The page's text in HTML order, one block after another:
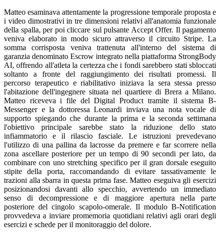
Matteo esaminava attentamente la progressione temporale proposta e
i video dimostrativi in tre dimensioni relativi all'anatomia funzionale
della spalla, per poi cliccare sul pulsante Accept Offer. Il pagamento
veniva elaborato in modo sicuro attraverso il circuito Stripe. La
somma corrisposta veniva trattenuta all'interno del sistema di
garanzia denominato Escrow integrato nella piattaforma StrongBody
AI, offrendo all'atleta la certezza che i fondi sarebbero stati sbloccati
soltanto a fronte del raggiungimento dei risultati promessi. Il
percorso terapeutico e riabilitativo iniziava la sera stessa presso
l'abitazione dell'ingegnere situata nel quartiere di Brera a Milano.
Matteo riceveva i file del Digital Product tramite il sistema B-
Messenger e la dottoressa Leonardi inviava una nota vocale di
supporto spiegando che durante la prima e la seconda settimana
l'obiettivo principale sarebbe stato la riduzione dello stato
infiammatorio e il rilascio fasciale. Le istruzioni prevedevano
l'utilizzo di una pallina da lacrosse da premere e far scorrere nella
zona ascellare posteriore per un tempo di 90 secondi per lato, da
combinare con uno stretching specifico per il gran dorsale eseguito
stipite della porta, raccomandando di evitare tassativamente le
trazioni alla sbarra in questa prima fase. Matteo eseguiva gli esercizi
posizionandosi davanti allo specchio, avvertendo un immediato
senso di decompressione e di maggiore apertura nella parte
posteriore del cingolo scapolo-omerale. Il modulo B-Notification
provvedeva a inviare promemoria quotidiani relativi agli orari degli
esercizi e schede per il monitoraggio del dolore.